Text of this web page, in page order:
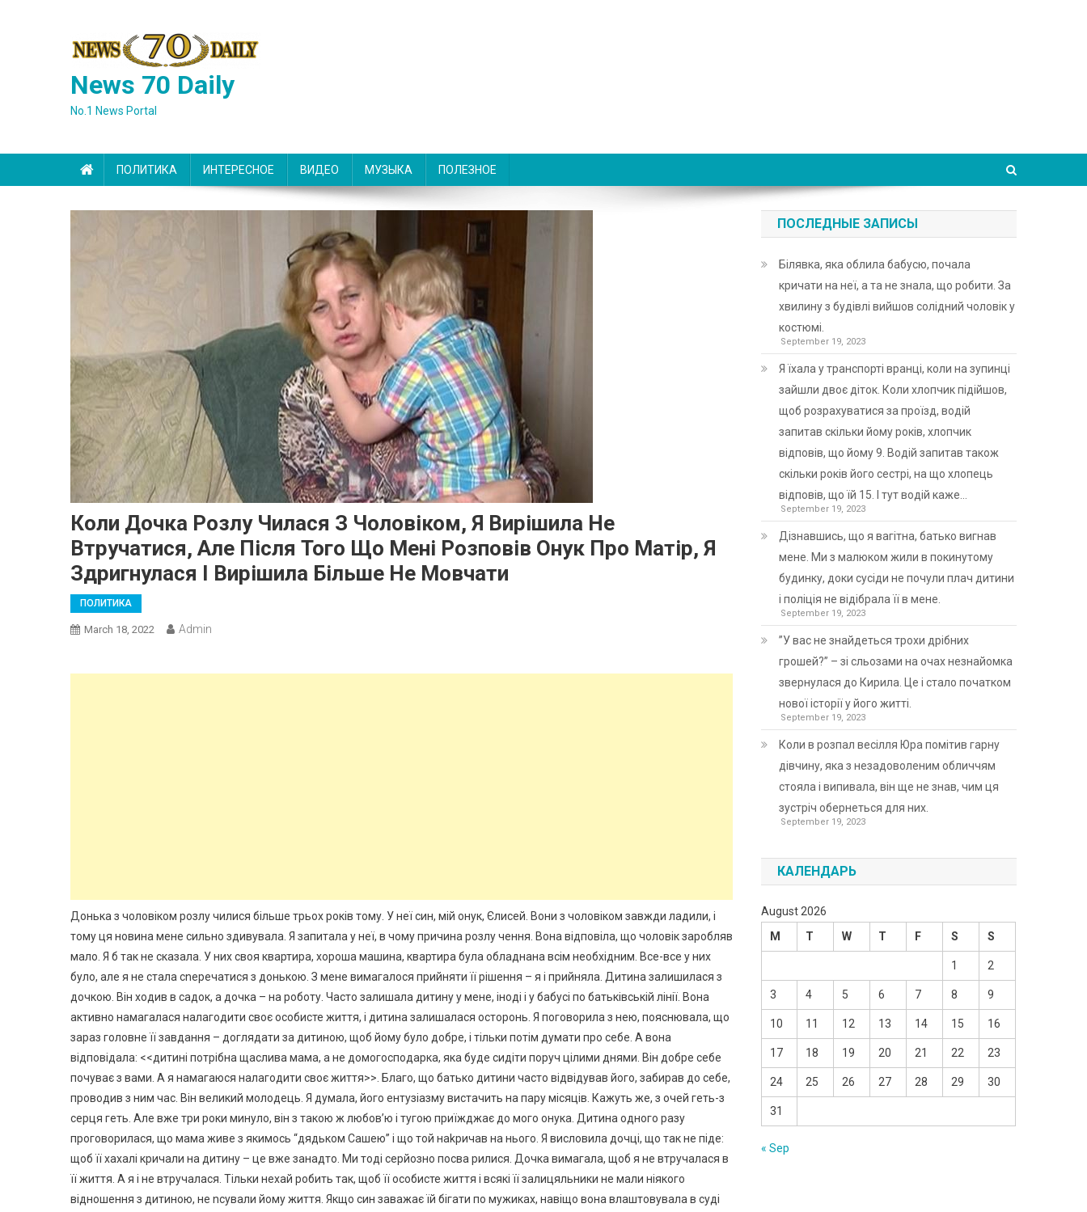
News 70 Daily
No.1 News Portal
ПОЛИТИКА ИНТЕРЕСНОЕ ВИДЕО МУЗЫКА ПОЛЕЗНОЕ
Коли Дочка Розлу Чилася З Чоловіком, Я Вирішила Не
Втручатися, Але Після Того Що Мені Розповів Онук Про Матір, Я
Здригнулася І Вирішила Більше Не Мовчати
ПОЛИТИКА
March 18, 2022 Admin
Донька з чоловіком розлу чилися більше трьох років тому. У неї син, мій онук, Єлисей. Вони з чоловіком завжди ладили, і
тому ця новина мене сильно здивувала. Я запитала у неї, в чому причина розлу чення. Вона відповіла, що чоловік заробляв
мало. Я б так не сказала. У них своя квартира, хороша машина, квартира була обладнана всім необхідним. Все-все у них
було, але я не стала сnеречатися з донькою. З мене вимагалося прийняти її рішення – я і прийняла. Дитина залишилася з
дочкою. Він ходив в садок, а дочка – на роботу. Часто залишала дитину у мене, іноді і у бабусі по батьківській лінії. Вона
активно намагалася налагодити своє особисте життя, і дитина залишалася осторонь. Я поговорила з нею, пояснювала, що
зараз головне її завдання – доглядати за дитиною, щоб йому було добре, і тільки потім думати про себе. А вона
відповідала: <<дитині потрібна щаслива мама, а не домогосподарка, яка буде сидіти поруч цілими днями. Він добре себе
почуває з вами. А я намагаюся налагодити своє життя>>. Благо, що батько дитини часто відвідував його, забирав до себе,
проводив з ним час. Він великий молодець. Я думала, його ентузіазму вистачить на пару місяців. Кажуть же, з очей геть-з
серця геть. Але вже три роки минуло, він з такою ж любов’ю і тугою приїжджає до мого онука. Дитина одного разу
проговорилася, що мама живе з якимось “дядьком Сашею” і що той наkричав на нього. Я висловила дочці, що так не піде:
щоб її хахалі кричали на дитину – це вже занадто. Ми тоді серйозно посва рилися. Дочка вимагала, щоб я не втручалася в
її життя. А я і не втручалася. Тільки нехай робить так, щоб її особисте життя і всякі її залицяльники не мали ніякого
відношення з дитиною, не nсували йому життя. Якщо син заважає їй бігати по мужиках, навіщо вона влаштовувала в суді
ПОСЛЕДНЫЕ ЗАПИСЫ
Білявка, яка облила бабусю, почала
кричати на неї, а та не знала, що робити. За
хвилину з будівлі вийшов солідний чоловік у
костюмі.
September 19, 2023
Я їхала у транспорті вранці, коли на зупинці
зайшли двоє діток. Коли хлопчик підійшов,
щоб розрахуватися за проїзд, водій
запитав скільки йому років, хлопчик
відповів, що йому 9. Водій запитав також
скільки років його сестрі, на що хлопець
відповів, що їй 15. І тут водій каже…
September 19, 2023
Дізнавшись, що я вагітна, батько вигнав
мене. Ми з малюком жили в покинутому
будинку, доки сусіди не почули плач дитини
і поліція не відібрала її в мене.
September 19, 2023
”У вас не знайдеться трохи дрібних
грошей?” – зі сльозами на очах незнайомка
звернулася до Кирила. Це і стало початком
нової історії у його житті.
September 19, 2023
Коли в розпал весілля Юра помітив гарну
дівчину, яка з незадоволеним обличчям
стояла і випивала, він ще не знав, чим ця
зустріч обернеться для них.
September 19, 2023
КАЛЕНДАРЬ
August 2026
M
T W T F S S
1 2
3 4 5 6 7 8 9
10 11 12 13 14 15 16
17 18 19 20 21 22 23
24 25 26 27 28 29 30
31
« Sep